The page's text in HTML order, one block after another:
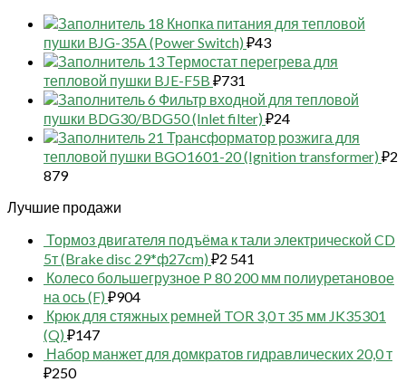
18 Кнопка питания для тепловой
пушки BJG-35A (Power Switch) ₽43
13 Термостат перегрева для
тепловой пушки BJE-F5B ₽731
6 Фильтр входной для тепловой
пушки BDG30/BDG50 (Inlet filter) ₽24
21 Трансформатор розжига для
тепловой пушки BGO1601-20 (Ignition transformer) ₽2
879
Лучшие продажи
Тормоз двигателя подъёма к тали электрической CD
5т (Brake disc 29*ф27cm) ₽2 541
Колесо большегрузное P 80 200 мм полиуретановое
на ось (F) ₽904
Крюк для стяжных ремней TOR 3,0 т 35 мм JK35301
(Q) ₽147
Набор манжет для домкратов гидравлических 20,0 т
₽250